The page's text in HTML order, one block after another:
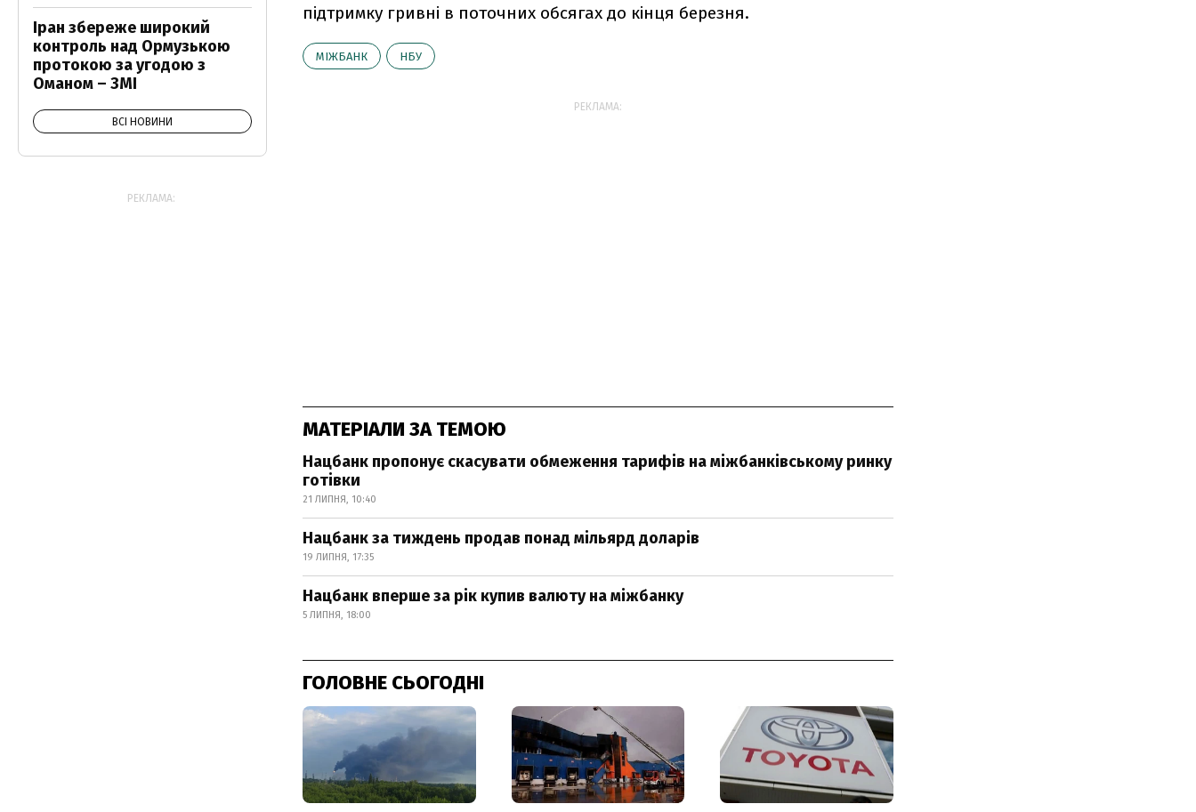
підтримку гривні в поточних обсягах до кінця березня.
МІЖБАНК НБУ
РЕКЛАМА:
МАТЕРІАЛИ ЗА ТЕМОЮ
Нацбанк пропонує скасувати обмеження тарифів на міжбанківському ринку
готівки
21 ЛИПНЯ, 10:40
Нацбанк за тиждень продав понад мільярд доларів
19 ЛИПНЯ, 17:35
Нацбанк вперше за рік купив валюту на міжбанку
5 ЛИПНЯ, 18:00
ГОЛОВНЕ СЬОГОДНІ
Іран збереже широкий
контроль над Ормузькою
протокою за угодою з
Оманом – ЗМІ
ВСІ НОВИНИ
РЕКЛАМА: